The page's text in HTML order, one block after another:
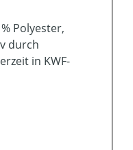
Polyester,
durch
in KWF-